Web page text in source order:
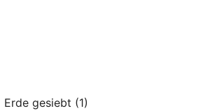
Erde gesiebt (1)